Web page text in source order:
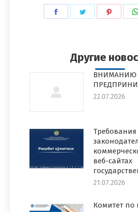
ПоделитьсяПоделиться
Другие
ВНИМАНИЮ
22.07.2026
Требования
веб-сайтах
21.07.2026
Комитет по